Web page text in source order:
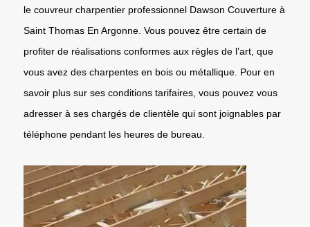
le couvreur charpentier professionnel Dawson Couverture à
Saint Thomas En Argonne. Vous pouvez être certain de
profiter de réalisations conformes aux règles de l’art, que
vous avez des charpentes en bois ou métallique. Pour en
savoir plus sur ses conditions tarifaires, vous pouvez vous
adresser à ses chargés de clientèle qui sont joignables par
téléphone pendant les heures de bureau.